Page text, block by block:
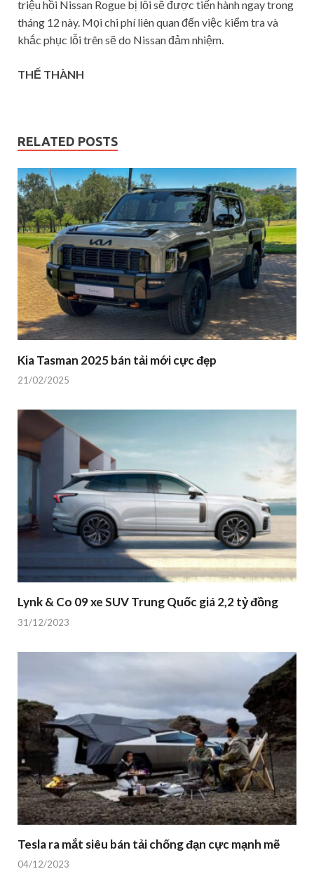
triệu hồi Nissan Rogue bị lỗi sẽ được tiến hành ngay trong
tháng 12 này. Mọi chi phí liên quan đến việc kiểm tra và
khắc phục lỗi trên sẽ do Nissan đảm nhiệm.
THẾ THÀNH
RELATED POSTS
Kia Tasman 2025 bán tải mới cực đẹp
21/02/2025
Lynk & Co 09 xe SUV Trung Quốc giá 2,2 tỷ đồng
31/12/2023
Tesla ra mắt siêu bán tải chống đạn cực mạnh mẽ
04/12/2023